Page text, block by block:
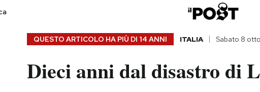
QUESTO ARTICOLO HA PIÙ DI 14 ANNI ITALIA Sabato 8
Dieci anni dal disastro di